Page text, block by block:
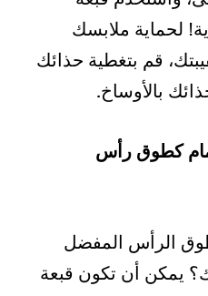
لحماية ملابسك
قم بتغطية حذائك
بالأوساخ.
كطوق رأس
الرأس المفضل
يمكن أن تكون قبعة